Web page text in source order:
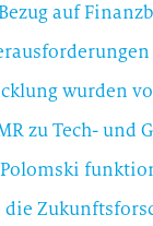
auf
wurden
zu Tech- und